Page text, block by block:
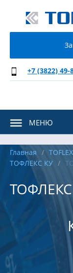
+7 (3822) 49-
МЕНЮ
Главная TOFLEX
ТОФЛЕКС КУ
ТОФЛЕКС